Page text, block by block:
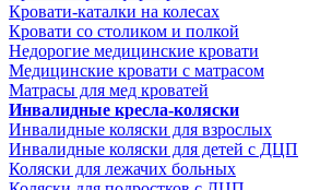
Кровати-каталки на колесах
Кровати со столиком и полкой
Недорогие медицинские кровати
Медицинские кровати с матрасом
Матрасы для мед кроватей
Инвалидные кресла-коляски
Инвалидные коляски для взрослых
Инвалидные коляски для детей с ДЦП
Коляски для лежачих больных